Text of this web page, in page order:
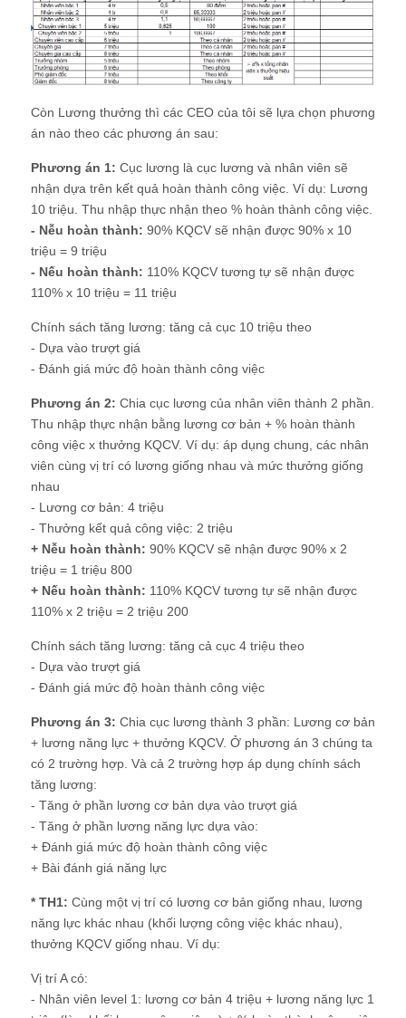
Còn Lương thưởng thì các CEO của tôi sẽ lựa chọn phương
án nào theo các phương án sau:
Phương án 1: Cục lương là cục lương và nhân viên sẽ
nhận dựa trên kết quả hoàn thành công việc. Ví dụ: Lương
10 triệu. Thu nhập thực nhận theo % hoàn thành công việc.
- Nễu hoàn thành: 90% KQCV sẽ nhận được 90% x 10
triệu = 9 triệu
- Nếu hoàn thành: 110% KQCV tương tự sẽ nhận được
110% x 10 triệu = 11 triệu
Chính sách tăng lương: tăng cả cục 10 triệu theo
- Dựa vào trượt giá
- Đánh giá mức độ hoàn thành công việc
Phương án 2: Chia cục lương của nhân viên thành 2 phần.
Thu nhập thực nhận bằng lương cơ bản + % hoàn thành
công việc x thưởng KQCV. Ví dụ: áp dụng chung, các nhân
viên cùng vị trí có lương giống nhau và mức thưởng giống
nhau
- Lương cơ bản: 4 triệu
- Thưởng kết quả công việc: 2 triệu
+ Nễu hoàn thành: 90% KQCV sẽ nhận được 90% x 2
triệu = 1 triệu 800
+ Nếu hoàn thành: 110% KQCV tương tự sẽ nhận được
110% x 2 triệu = 2 triệu 200
Chính sách tăng lương: tăng cả cục 4 triệu theo
- Dựa vào trượt giá
- Đánh giá mức độ hoàn thành công việc
Phương án 3: Chia cục lương thành 3 phần: Lương cơ bản
+ lương năng lực + thưởng KQCV. Ở phương án 3 chúng ta
có 2 trường hợp. Và cả 2 trường hợp áp dụng chính sách
tăng lương:
- Tăng ở phần lương cơ bản dựa vào trượt giá
- Tăng ở phần lương năng lực dựa vào:
+ Đánh giá mức độ hoàn thành công việc
+ Bài đánh giá năng lực
* TH1: Cùng một vị trí có lương cơ bản giống nhau, lương
năng lực khác nhau (khối lượng công việc khác nhau),
thưởng KQCV giống nhau. Ví dụ:
Vị trí A có:
- Nhân viên level 1: lương cơ bản 4 triệu + lương năng lực 1